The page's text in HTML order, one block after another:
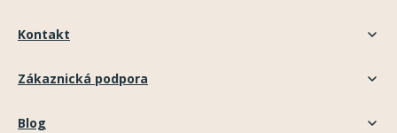
Kontakt
Zákaznická podpora
Blog